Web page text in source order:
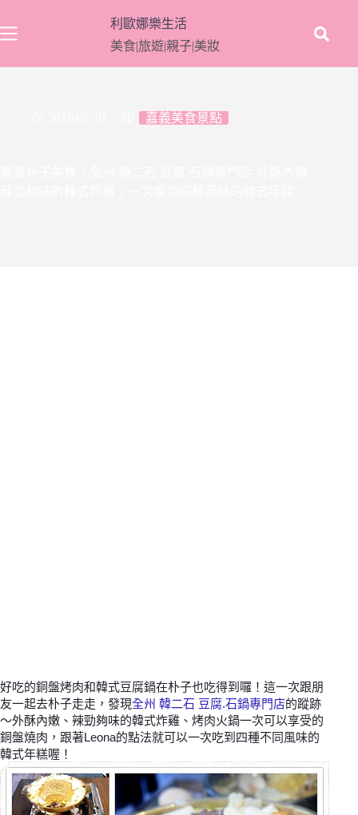
至
要
利歐娜樂生活
美食|旅遊|親子|美妝
嘉義美食景點
好吃的銅盤烤肉和韓式豆腐鍋在朴子也吃得到囉！這一次跟朋
友一起去朴子走走，發現全州 韓二石 豆腐.石鍋專門店的蹤跡
～外酥內嫩、辣勁夠味的韓式炸雞、烤肉火鍋一次可以享受的
銅盤燒肉，跟著Leona的點法就可以一次吃到四種不同風味的
韓式年糕喔！